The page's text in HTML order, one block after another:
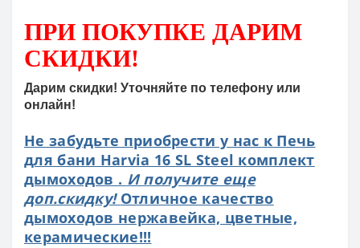
ПРИ ПОКУПКЕ ДАРИМ
СКИДКИ!
Дарим скидки! Уточняйте по телефону или
онлайн!
Не забудьте приобрести у нас к Печь
для бани Harvia 16 SL Steel комплект
дымоходов . И получите еще
доп.скидку!Отличное качество
дымоходов нержавейка, цветные,
керамические!!!